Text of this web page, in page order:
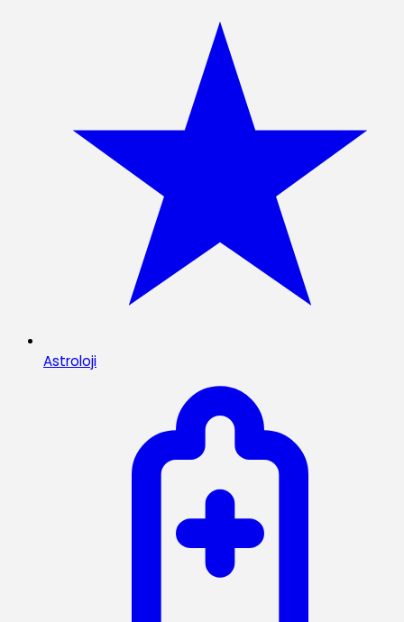
Astroloji